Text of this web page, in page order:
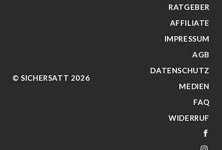
© SICHERSATT 2026
RATGEBER
AFFILIATE
IMPRESSUM
AGB
DATENSCHUTZ
MEDIEN
FAQ
WIDERRUF